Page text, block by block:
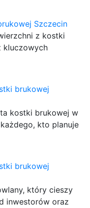
Szczecin
z kostki
kluczowych
brukowej
kostki brukowej w
kto planuje
brukowej
który cieszy
inwestorów oraz